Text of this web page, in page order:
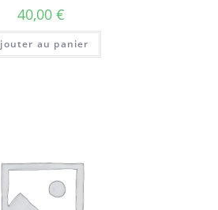
40,00 €
au panier